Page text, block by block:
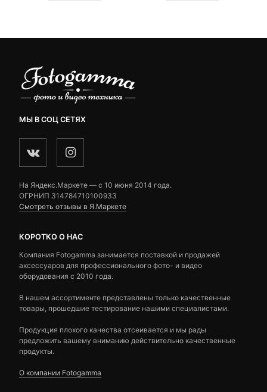
МЫ В СОЦ СЕТЯХ
На Яндекс.Маркете — c 10 июня 2014 года.
ОГРНИП 314784710100933
Смотреть отзывы в Я.Маркете
КОРОТКО О НАС
Компания Fotogamma занимается поставкой и продажей
аксессуаров для профессионального фото- и видео
оборудования с 2010 года.
В нашем ассортименте представлены только качественные
товары, прошедшие тестирование нашими специалистами.
Продукция плохого качества отсеивается и мы рады
предложить вашему вниманию действительно качественные
продукты.
О компании Fotogamma